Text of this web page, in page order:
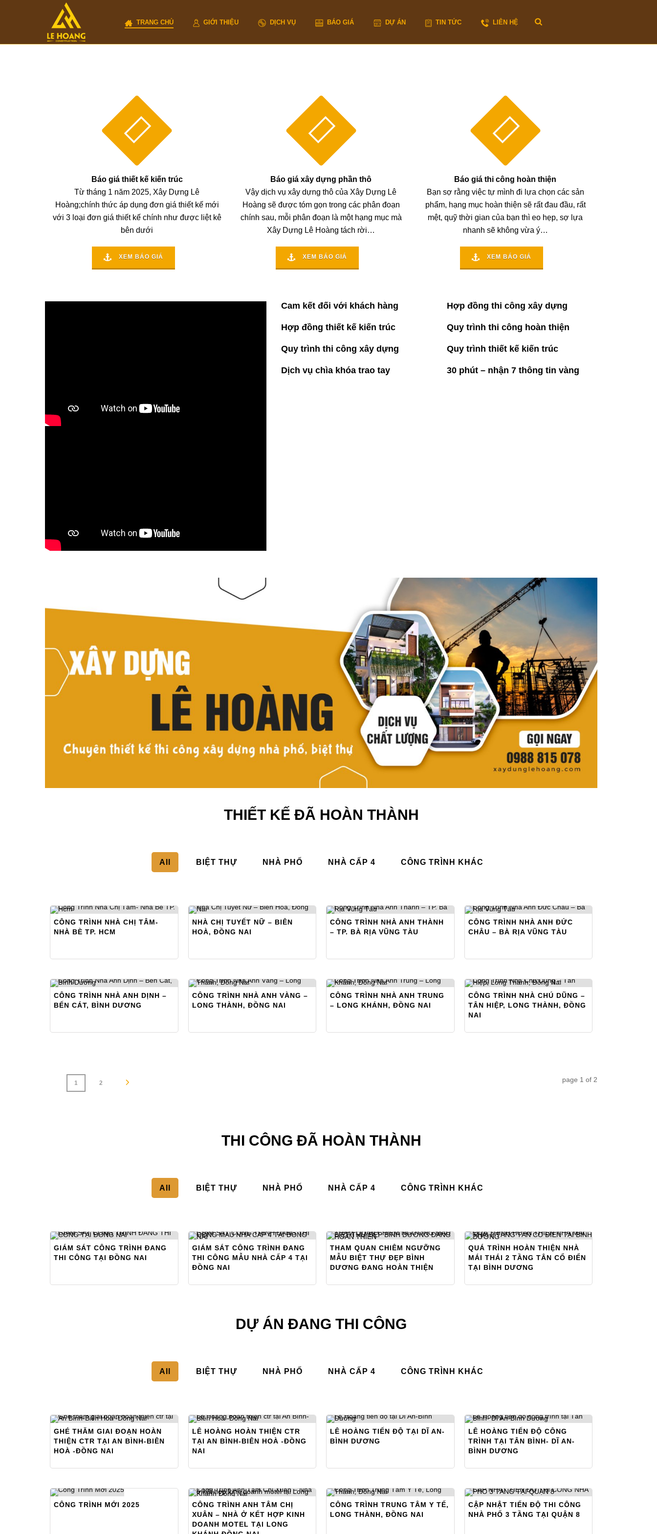
TRANG CHỦ GIỚI THIỆU DỊCH VỤ BÁO GIÁ DỰ ÁN TIN TỨC LIÊN HỆ
Báo giá thiết kế kiến trúc
Từ tháng 1 năm 2025, Xây Dựng Lê
Hoàng;chính thức áp dụng đơn giá thiết kế mới
với 3 loại đơn giá thiết kế chính như được liệt kê
bên dưới
XEM BÁO GIÁ
Báo giá xây dựng phần thô
Vậy dịch vụ xây dựng thô của Xây Dựng Lê
Hoàng sẽ được tóm gọn trong các phân đoạn
chính sau, mỗi phân đoạn là một hạng mục mà
Xây Dựng Lê Hoàng tách rời…
XEM BÁO GIÁ
Báo giá thi công hoàn thiện
Bạn sợ rằng việc tự mình đi lựa chọn các sản
phẩm, hạng mục hoàn thiện sẽ rất đau đầu, rất
mệt, quỹ thời gian của bạn thì eo hẹp, sợ lựa
nhanh sẽ không vừa ý…
XEM BÁO GIÁ
Cam kết đối với khách hàng Hợp đồng thi công xây dựng
Hợp đồng thiết kế kiến trúc Quy trình thi công hoàn thiện
Quy trình thi công xây dựng Quy trình thiết kế kiến trúc
Dịch vụ chìa khóa trao tay 30 phút – nhận 7 thông tin vàng
THIẾT KẾ ĐÃ HOÀN THÀNH
All BIỆT THỰ NHÀ PHỐ NHÀ CẤP 4 CÔNG TRÌNH KHÁC
CÔNG TRÌNH NHÀ CHỊ TÂM-
NHÀ BÈ TP. HCM
NHÀ CHỊ TUYẾT NỮ – BIÊN
HOÀ, ĐỒNG NAI
CÔNG TRÌNH NHÀ ANH THÀNH
– TP. BÀ RỊA VŨNG TÀU
CÔNG TRÌNH NHÀ ANH ĐỨC
CHÂU – BÀ RỊA VŨNG TÀU
CÔNG TRÌNH NHÀ ANH DỊNH –
BẾN CÁT, BÌNH DƯƠNG
CÔNG TRÌNH NHÀ ANH VÀNG –
LONG THÀNH, ĐỒNG NAI
CÔNG TRÌNH NHÀ ANH TRUNG
– LONG KHÁNH, ĐỒNG NAI
CÔNG TRÌNH NHÀ CHÚ DŨNG –
TÂN HIỆP, LONG THÀNH, ĐỒNG
NAI
1 2 page 1 of 2
THI CÔNG ĐÃ HOÀN THÀNH
All BIỆT THỰ NHÀ PHỐ NHÀ CẤP 4 CÔNG TRÌNH KHÁC
GIÁM SÁT CÔNG TRÌNH ĐANG
THI CÔNG TẠI ĐỒNG NAI
GIÁM SÁT CÔNG TRÌNH ĐANG
THI CÔNG MẪU NHÀ CẤP 4 TẠI
ĐỒNG NAI
THAM QUAN CHIÊM NGƯỠNG
MẪU BIỆT THỰ ĐẸP BÌNH
DƯƠNG ĐANG HOÀN THIỆN
QUÁ TRÌNH HOÀN THIỆN NHÀ
MÁI THÁI 2 TẦNG TÂN CỔ ĐIỂN
TẠI BÌNH DƯƠNG
DỰ ÁN ĐANG THI CÔNG
All BIỆT THỰ NHÀ PHỐ NHÀ CẤP 4 CÔNG TRÌNH KHÁC
GHÉ THĂM GIAI ĐOẠN HOÀN
THIỆN CTR TẠI AN BÌNH-BIÊN
HOÀ -ĐỒNG NAI
LÊ HOÀNG HOÀN THIỆN CTR
TẠI AN BÌNH-BIÊN HOÀ -ĐỒNG
NAI
LÊ HOÀNG TIẾN ĐỘ TẠI DĨ AN-
BÌNH DƯƠNG
LÊ HOÀNG TIẾN ĐỘ CÔNG
TRÌNH TẠI TÂN BÌNH- DĨ AN-
BÌNH DƯƠNG
CÔNG TRÌNH MỚI 2025
CÔNG TRÌNH ANH TÂM CHỊ
XUÂN – NHÀ Ở KẾT HỢP KINH
DOANH MOTEL TẠI LONG
CÔNG TRÌNH TRUNG TÂM Y TẾ,
LONG THÀNH, ĐỒNG NAI
CẬP NHẬT TIẾN ĐỘ THI CÔNG
NHÀ PHỐ 3 TẦNG TẠI QUẬN 8